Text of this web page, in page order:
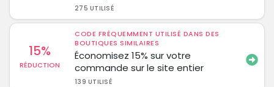
275 UTILISÉ
15%
RÉDUCTION
CODE FRÉQUEMMENT UTILISÉ DANS DES
BOUTIQUES SIMILAIRES
Économisez 15% sur votre
commande sur le site entier
139 UTILISÉ